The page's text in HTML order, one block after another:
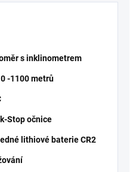
s inklinometrem
-1100 metrů
Stop očnice
lithiové baterie CR2